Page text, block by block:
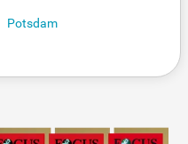
Potsdam